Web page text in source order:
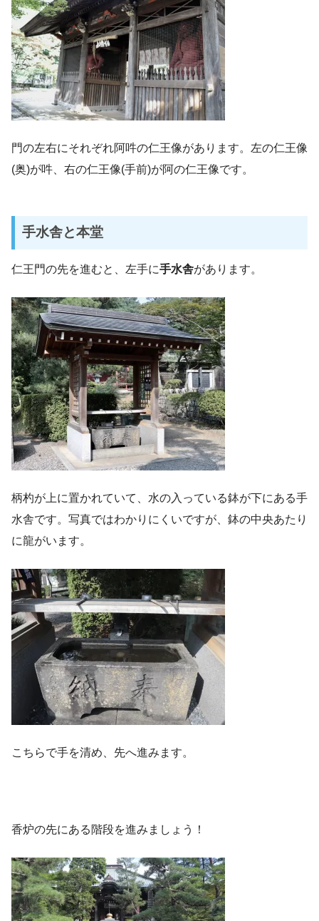
門の左右にそれぞれ阿吽の仁王像があります。左の仁王像
(奥)が吽、右の仁王像(手前)が阿の仁王像です。
手水舎と本堂
仁王門の先を進むと、左手に手水舎があります。
柄杓が上に置かれていて、水の入っている鉢が下にある手
水舎です。写真ではわかりにくいですが、鉢の中央あたり
に龍がいます。
こちらで手を清め、先へ進みます。
香炉の先にある階段を進みましょう！